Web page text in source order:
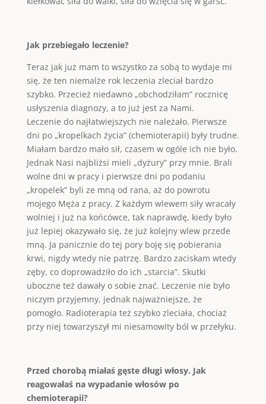
Jak przebiegało leczenie?
Teraz jak już mam to wszystko za sobą to wydaje mi
się, że ten niemalże rok leczenia zleciał bardzo
szybko. Przecież niedawno „obchodziłam” rocznicę
usłyszenia diagnozy, a to już jest za Nami.
Leczenie do najłatwiejszych nie należało. Pierwsze
dni po „kropelkach życia” (chemioterapii) były trudne.
Miałam bardzo mało sił, czasem w ogóle ich nie było.
Jednak Nasi najbliżsi mieli „dyżury” przy mnie. Brali
wolne dni w pracy i pierwsze dni po podaniu
„kropelek” byli ze mną od rana, aż do powrotu
mojego Męża z pracy. Z każdym wlewem siły wracały
wolniej i już na końcówce, tak naprawdę, kiedy było
już lepiej okazywało się, że już kolejny wlew przede
mną. Ja panicznie do tej pory boję się pobierania
krwi, nigdy wtedy nie patrzę. Bardzo zaciskam wtedy
zęby, co doprowadziło do ich „starcia”. Skutki
uboczne też dawały o sobie znać. Leczenie nie było
niczym przyjemny, jednak najważniejsze, że
pomogło. Radioterapia też szybko zleciała, chociaż
przy niej towarzyszył mi niesamowity ból w przełyku.
Przed chorobą miałaś gęste długi włosy. Jak
reagowałaś na wypadanie włosów po
chemioterapii?